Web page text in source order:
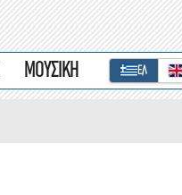
ΜΟΥΣΙΚΗ ΕΛ